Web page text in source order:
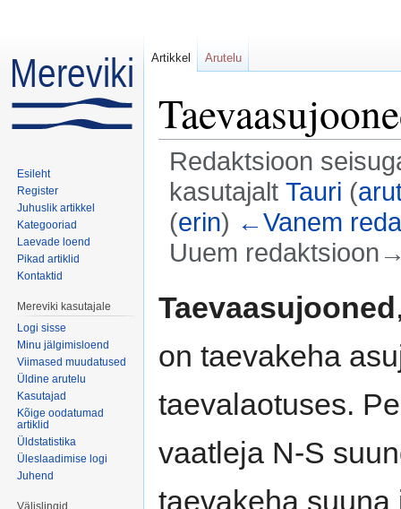
Redaktsioon
kasutajalt Tauri (
(erin) ←Vanem
Uuem
Taevaasujooned
on taevakeha
taevalaotuses.
vaatleja N-S
taevakeha
Artikkel Arutelu
Esileht
Register
Juhuslik artikkel
Kategooriad
Laevade loend
Pikad artiklid
Kontaktid
Mereviki kasutajale
Logi sisse
Minu jälgimisloend
Viimased muudatused
Üldine arutelu
Kasutajad
Kõige oodatumad
artiklid
Üldstatistika
Üleslaadimise logi
Juhend
Välislingid